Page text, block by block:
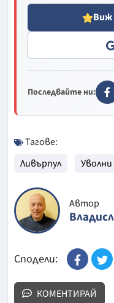
Виж
Последвайте ни:
Тагове:
Ливърпул
Уволни
Автор
Сподели:
КОМЕНТИРАЙ